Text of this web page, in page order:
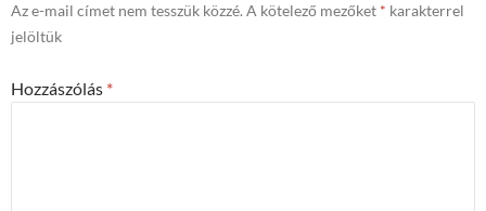
Az e-mail címet nem tesszük közzé. A kötelező mezőket * karakterrel
jelöltük
Hozzászólás *